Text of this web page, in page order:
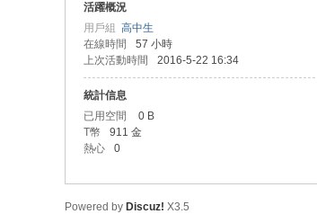
活躍概況
用戶組 高中生
在線時間
57 小時
上次活動時間
2016-5-22 16:34
統計信息
已用空間
0 B
T幣
911 金
熱心
0
Powered by Discuz! X3.5